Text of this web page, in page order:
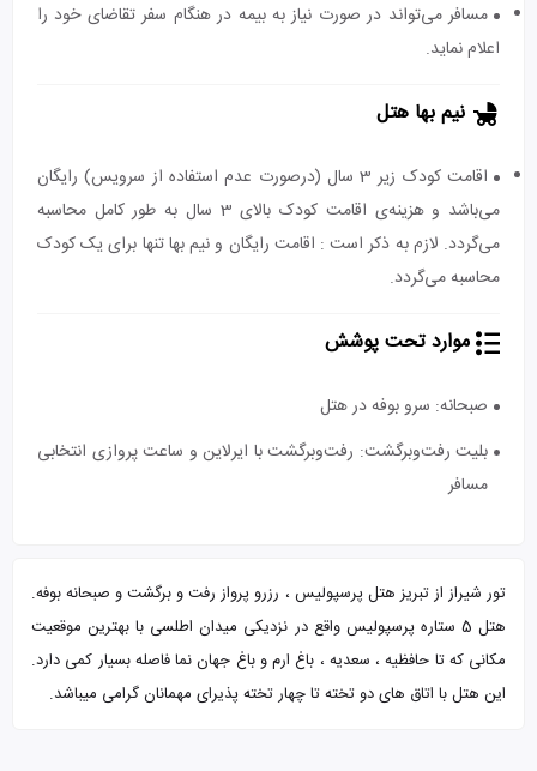
مسافر می‌تواند در صورت نیاز به بیمه در هنگام سفر تقاضای خود را
اعلام نماید.
نیم بها هتل
اقامت کودک زیر 3 سال (درصورت عدم استفاده از سرویس) رایگان
می‌باشد و هزینه‌ی اقامت کودک بالای 3 سال به طور کامل محاسبه
می‌گردد. لازم به ذکر است : اقامت رایگان و نیم بها تنها برای یک کودک
محاسبه می‌گردد.
موارد تحت پوشش
صبحانه: سرو بوفه در هتل
بلیت رفت‌و‌برگشت: رفت‌و‌برگشت با ایرلاین و ساعت پروازی انتخابی
مسافر
تور شیراز از تبریز هتل پرسپولیس ، رزرو پرواز رفت و برگشت و صبحانه بوفه.
هتل 5 ستاره پرسپولیس واقع در نزدیکی میدان اطلسی با بهترین موقعیت
مکانی که تا حافظیه ، سعدیه ، باغ ارم و باغ جهان نما فاصله بسیار کمی دارد.
این هتل با اتاق های دو تخته تا چهار تخته پذیرای مهمانان گرامی میباشد.